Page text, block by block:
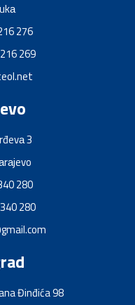
276
269
3
280
280
Đinđića 98